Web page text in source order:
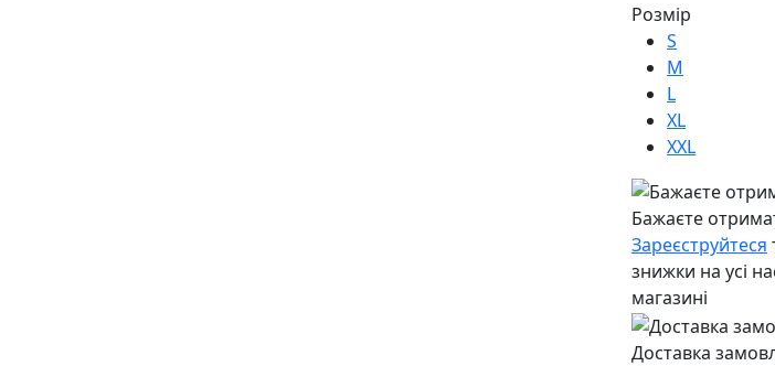
Розмір
S
M
L
XL
XXL
Бажаєте
Зареєструйтеся
знижки на усі
магазині
Доставка